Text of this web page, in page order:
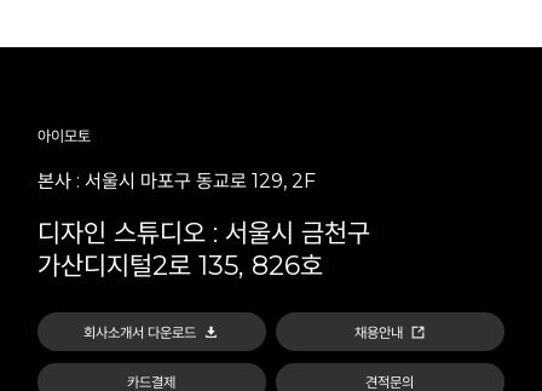
아이모토
본사 : 서울시 마포구 동교로 129, 2F
디자인 스튜디오 : 서울시 금천구
가산디지털2로 135, 826호
회사소개서 다운로드 채용안내
카드결제 견적문의